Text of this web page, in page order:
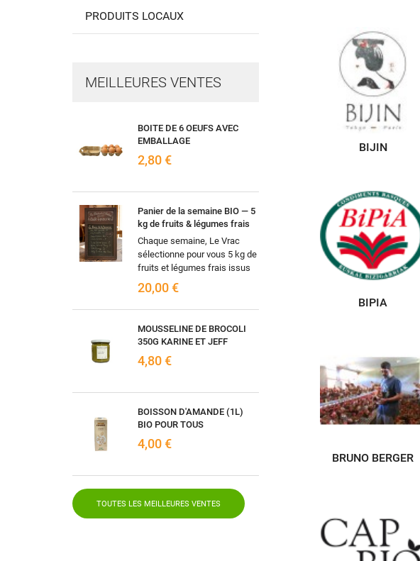
PRODUITS LOCAUX
MEILLEURES VENTES
BOITE DE 6 OEUFS AVEC
EMBALLAGE
2,80 €
Panier de la semaine BIO — 5
kg de fruits & légumes frais
Chaque semaine, Le Vrac
sélectionne pour vous 5 kg de
fruits et légumes frais issus
de l'agriculture biologique,
selon les arrivages et la...
20,00 €
MOUSSELINE DE BROCOLI
350G KARINE ET JEFF
4,80 €
BOISSON D'AMANDE (1L)
BIO POUR TOUS
4,00 €
TOUTES LES MEILLEURES VENTES
BIJIN
BIPIA
BRUNO BERGER